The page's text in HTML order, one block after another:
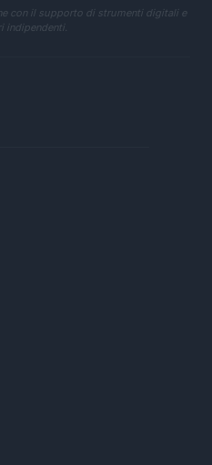
con il supporto di strumenti digitali e
indipendenti.